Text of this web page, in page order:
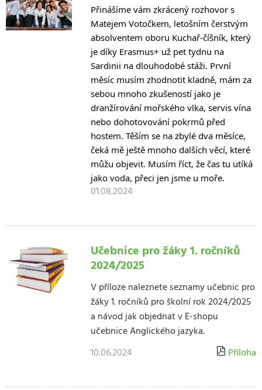
Přinášíme vám zkrácený rozhovor s
Matejem Votočkem, letošním čerstvým
absolventem oboru Kuchař-číšník, který
je díky Erasmus+ už pet tydnu na
Sardinii na dlouhodobé stáži. První
měsíc musím zhodnotit kladně, mám za
sebou mnoho zkušeností jako je
dranžírování mořského vlka, servis vína
nebo dohotovování pokrmů před
hostem. Těším se na zbylé dva měsíce,
čeká mě ještě mnoho dalších věcí, které
můžu objevit. Musím říct, že čas tu utíká
jako voda, přeci jen jsme u moře.
01.08.2024
Učebnice pro žáky 1. ročníků
2024/2025
V příloze naleznete seznamy učebnic pro
žáky 1. ročníků pro školní rok 2024/2025
a návod jak objednat v E-shopu
učebnice Anglického jazyka.
10.06.2024
Příloha